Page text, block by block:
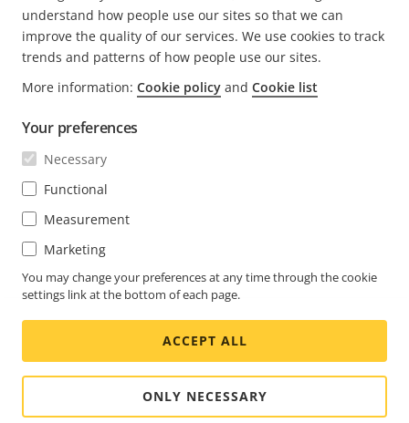
Nous contacter
Centre d'Expérience
ACTUALITÉS ET TÉMOIGNAGES
Life at Axis
Engineering at Axis
S'ABONNER
S'abonner à la newsletter
Abonnez-vous aux e-mails de notification sur la
sécurité d'AxisBELGIUM / FRANÇAIS NEWSROOM
Social
Media
Facebook
Linkedin
Youtube
X
(Twitter)
Instagram
understand how people use our sites so that we can
improve the quality of our services. We use cookies to track
trends and patterns of how people use our sites.
More information: Cookie policy and Cookie list
Your preferences
Necessary
Functional
Measurement
Marketing
You may change your preferences at any time through the cookie
settings link at the bottom of each page.
ACCEPT ALL
ONLY NECESSARY